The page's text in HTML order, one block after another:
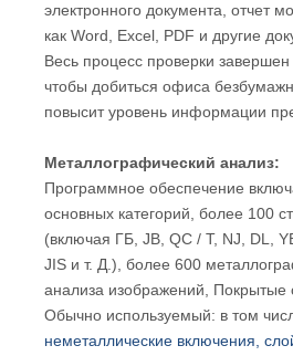
электронного документа, отчет
как Word, Excel, PDF и другие
Весь процесс проверки
чтобы добиться офиса
повысит уровень информации
Металлографический анализ:
Программное обеспечение
основных категорий, более 100
(включая ГБ, JB, QC / T, NJ, DL,
JIS и т. Д.), более 600
анализа изображений, Покрытые
Обычно используемый: в том
неметаллические включения,